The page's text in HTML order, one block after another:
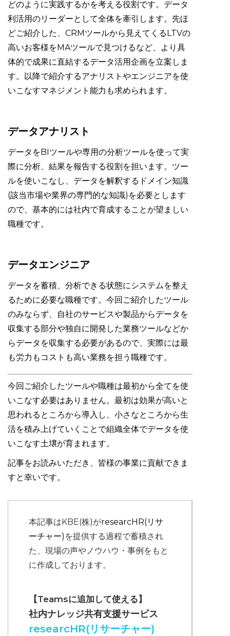
どのように実践するかを考える役割です。データ
利活用のリーダーとして全体を牽引します。先ほ
どご紹介した、CRMツールから見えてくるLTVの
高いお客様をMAツールで見つけるなど、より具
体的で成果に直結するデータ活用企画を立案しま
す。以降で紹介するアナリストやエンジニアを使
いこなすマネジメント能力も求められます。
データアナリスト
データをBIツールや専用の分析ツールを使って実
際に分析、結果を報告する役割を担います。ツー
ルを使いこなし、データを解釈するドメイン知識
(該当市場や業界の専門的な知識)を必要とします
ので、基本的には社内で育成することが望ましい
職種です。
データエンジニア
データを蓄積、分析できる状態にシステムを整え
るために必要な職種です。今回ご紹介したツール
のみならず、自社のサービスや製品からデータを
収集する部分や独自に開発した業務ツールなどか
らデータを収集する必要があるので、実際には最
も労力もコストも高い業務を担う職種です。
今回ご紹介したツールや職種は最初から全てを使
いこなす必要はありません。最初は効果が高いと
思われるところから導入し、小さなところから生
活を積み上げていくことで組織全体でデータを使
いこなす土壌が育まれます。
記事をお読みいただき、皆様の事業に貢献できま
すと幸いです。
本記事はKBE(株)がresearcHR(リサ
ーチャー) を提供する過程で蓄積され
た、現場の声やノウハウ・事例をもと
に作成しております。
【Teamsに追加して使える】
社内ナレッジ共有支援サービス
researcHR(リサーチャー)